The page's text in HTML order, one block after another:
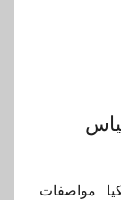
مواصفات